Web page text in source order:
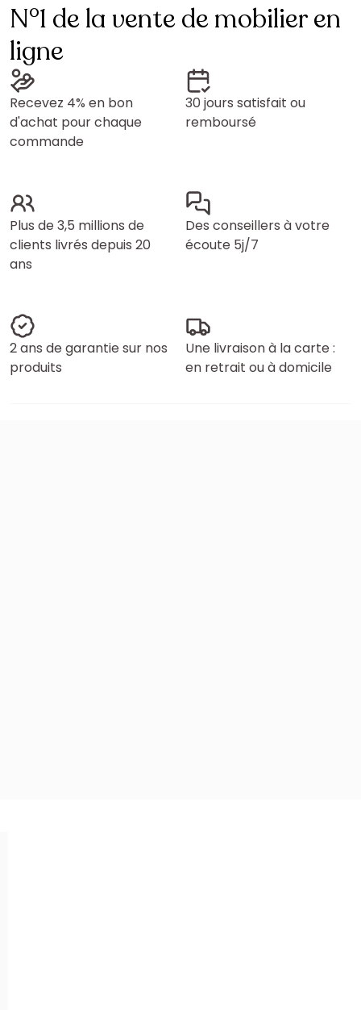
N°1 de la vente de mobilier en
ligne
Recevez 4% en bon
d'achat pour chaque
commande
30 jours satisfait ou
remboursé
Plus de 3,5 millions de
clients livrés depuis 20
ans
Des conseillers à votre
écoute 5j/7
2 ans de garantie sur nos
produits
Une livraison à la carte :
en retrait ou à domicile